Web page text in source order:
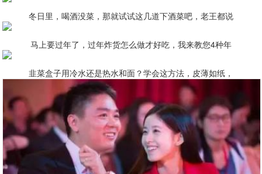
冬日里，喝酒没菜，那就试试这几道下酒菜吧，老王都说
马上要过年了，过年炸货怎么做才好吃，我来教您4种年
韭菜盒子用冷水还是热水和面？学会这方法，皮薄如纸，